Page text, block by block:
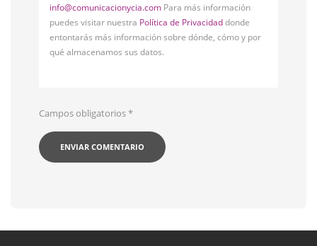
info@comunicacionycia.com Para más información
puedes visitar nuestra Política de Privacidaddonde
entontarás más información sobre dónde, cómo y por
qué almacenamos sus datos.
Campos obligatorios*